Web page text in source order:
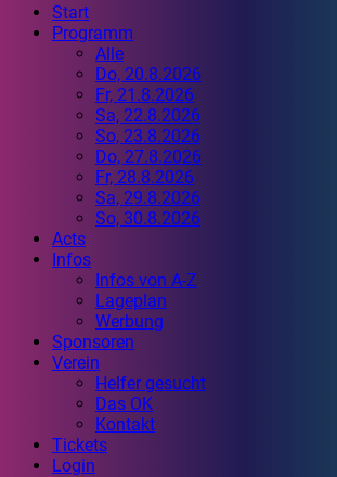
Start
Programm
Alle
Do, 20.8.2026
Fr, 21.8.2026
Sa, 22.8.2026
So, 23.8.2026
Do, 27.8.2026
Fr, 28.8.2026
Sa, 29.8.2026
So, 30.8.2026
Acts
Infos
Infos von A-Z
Lageplan
Werbung
Sponsoren
Verein
Helfer gesucht
Das OK
Kontakt
Tickets
Login